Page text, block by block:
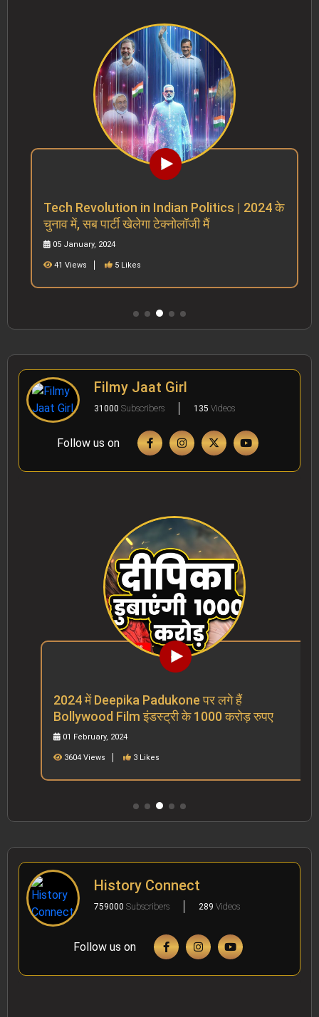
Tech Revolution in Indian Politics | 2024 के
चुनाव में, सब पार्टी खेलेगा टेक्नोलॉजी मैं
05 January, 2024
41 Views 5 Likes
Filmy Jaat Girl
31000 Subscribers 135 Videos
Follow us on
2024 में Deepika Padukone पर लगे हैं
Bollywood Film इंडस्ट्री के 1000 करोड़ रुपए
01 February, 2024
3604 Views 3 Likes
History Connect
759000 Subscribers 289 Videos
Follow us on